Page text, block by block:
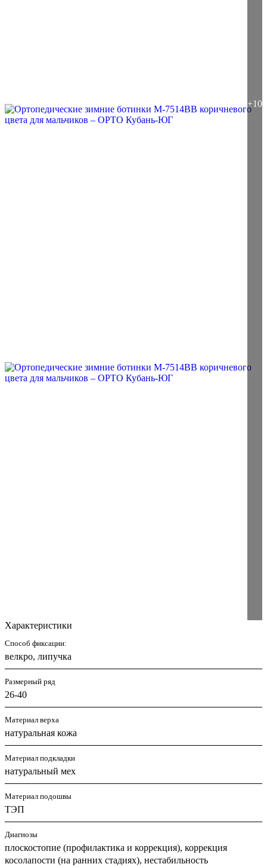
Характеристики
Способ фиксации:
велкро, липучка
Размерный ряд
26-40
Материал верха
натуральная кожа
Материал подкладки
натуральный мех
Материал подошвы
ТЭП
Диагнозы
плоскостопие (профилактика и коррекция), коррекция
косолапости (на ранних стадиях), нестабильность